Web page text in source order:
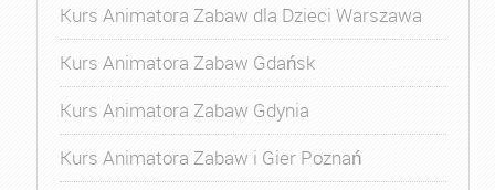
Kurs Animatora Zabaw dla Dzieci Warszawa
Kurs Animatora Zabaw Gdańsk
Kurs Animatora Zabaw Gdynia
Kurs Animatora Zabaw i Gier Poznań